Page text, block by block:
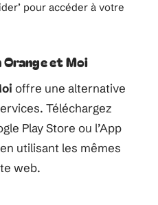
pour accéder à votre
et Moi
offre une alternative
Téléchargez
Play Store ou l’App
utilisant les mêmes
web.